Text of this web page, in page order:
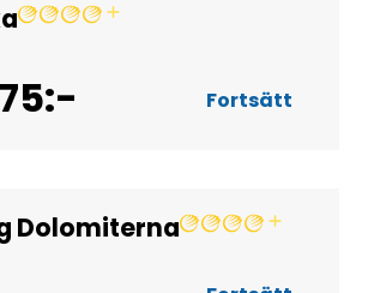
Fortsätt
Dolomiterna